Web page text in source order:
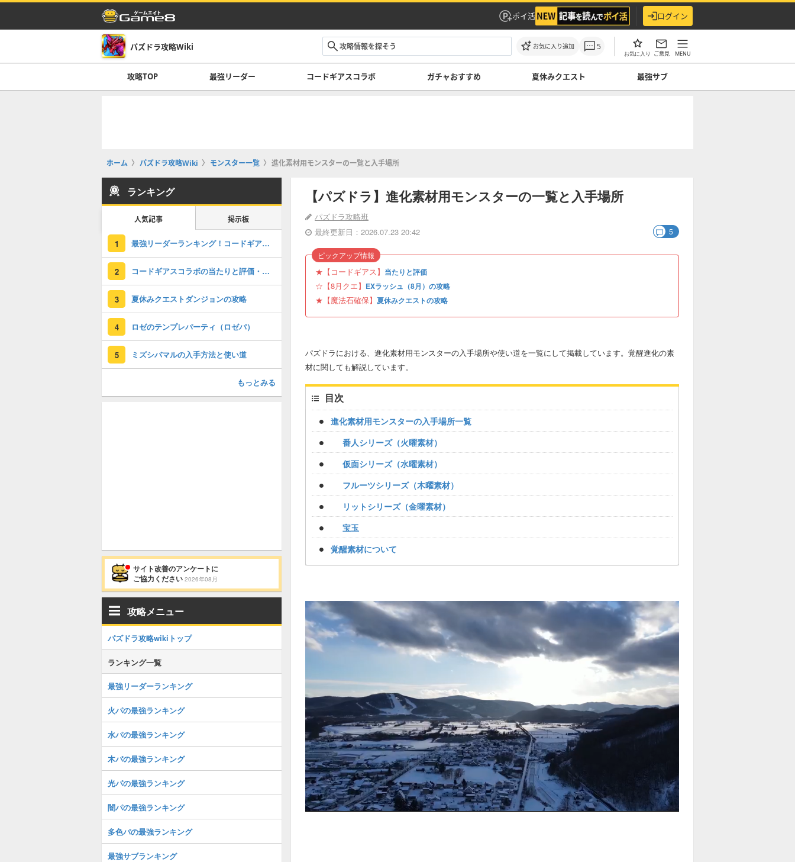
ポイ活 ログイン
パズドラ攻略Wiki お気に入り追加 5
お気に入り ご意見 MENU
攻略TOP 最強リーダー コードギアスコラボ ガチャおすすめ 夏休みクエスト 最強サブ
ホーム パズドラ攻略Wiki モンスター一覧 進化素材用モンスターの一覧と入手場所
【パズドラ】進化素材用モンスターの一覧と入手場所
パズドラ攻略班
最終更新日：2026.07.23 20:42
5
★【コードギアス】 当たりと評価
☆【8月クエ】 EXラッシュ（8月）の攻略
★【魔法石確保】 夏休みクエストの攻略
ピックアップ情報
パズドラにおける、進化素材用モンスターの入手場所や使い道を一覧にして掲載しています。覚醒進化の素
材に関しても解説しています。
目次
進化素材用モンスターの入手場所一覧
番人シリーズ（火曜素材）
仮面シリーズ（水曜素材）
フルーツシリーズ（木曜素材）
リットシリーズ（金曜素材）
宝玉
覚醒素材について
ランキング
人気記事 掲示板
1 最強リーダーランキング！コードギアスの評価掲載
2 コードギアスコラボの当たりと評価・引くべき？
3 夏休みクエストダンジョンの攻略
4 ロゼのテンプレパーティ（ロゼパ）
5 ミズシバマルの入手方法と使い道
もっとみる
サイト改善のアンケートに
ご協力ください 2026年08月
攻略メニュー
パズドラ攻略wikiトップ
ランキング一覧
最強リーダーランキング
火パの最強ランキング
水パの最強ランキング
木パの最強ランキング
光パの最強ランキング
闇パの最強ランキング
多色パの最強ランキング
最強サブランキング